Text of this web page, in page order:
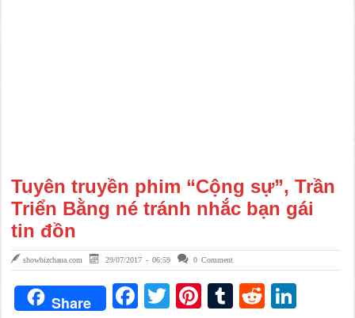
Tuyên truyền phim “Cộng sự”, Trần
Triển Bằng né tránh nhắc bạn gái
tin đồn
showbizchaua.com 29/07/2017 - 06:59 0 Comment
Share Facebook
TwitterPinterest
TumblrReddit